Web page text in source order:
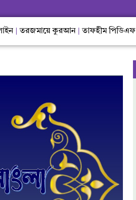
তরজমায়ে কুরআন তাফহীম পিডিএফ